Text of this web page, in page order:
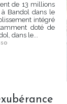
de 13 millions
à Bandol dans le
intégré
doté de
dans le...